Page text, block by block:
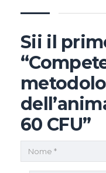
Sii il
60 CFU”